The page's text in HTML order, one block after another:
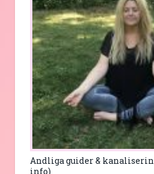
Andliga guider &
info)